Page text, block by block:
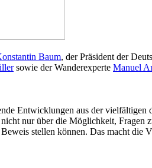
Baum, der Präsident der
sowie der Wanderexperte Manuel
Entwicklungen aus der
nur über die Möglichkeit, Fragen
stellen können. Das macht